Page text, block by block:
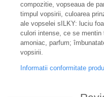
compozitie, vopseaua de
timpul vopsirii, culoarea
ale vopselei sILKY: luciu
culori intense, ce se
amoniac, parfum;
vopsirii.
Informatii conformitate